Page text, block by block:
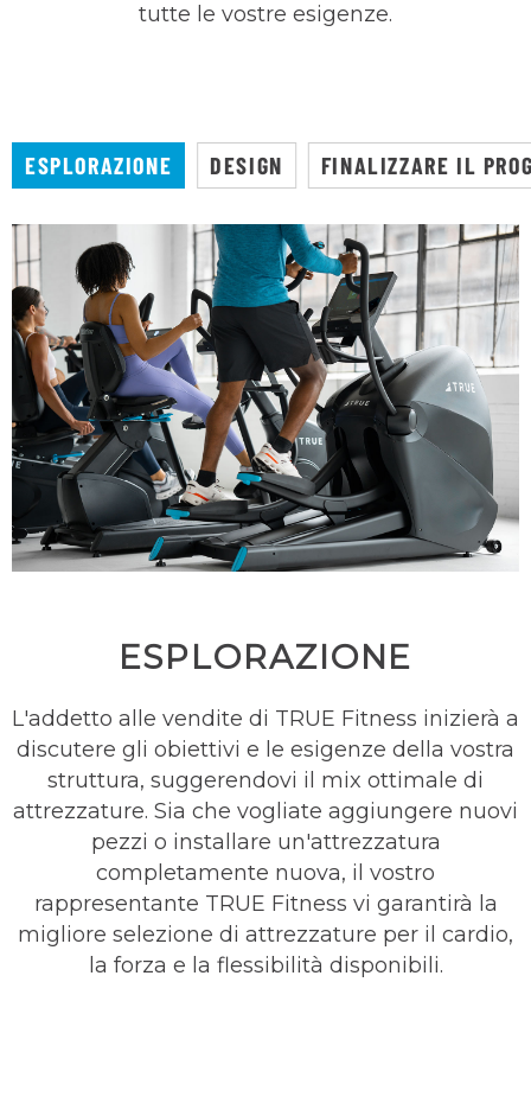
tutte le vostre esigenze.
ESPLORAZIONE DESIGN FINALIZZARE IL
ESPLORAZIONE
L'addetto alle vendite di TRUE Fitness inizierà a
discutere gli obiettivi e le esigenze della vostra
struttura, suggerendovi il mix ottimale di
attrezzature. Sia che vogliate aggiungere nuovi
pezzi o installare un'attrezzatura
completamente nuova, il vostro
rappresentante TRUE Fitness vi garantirà la
migliore selezione di attrezzature per il cardio,
la forza e la flessibilità disponibili.